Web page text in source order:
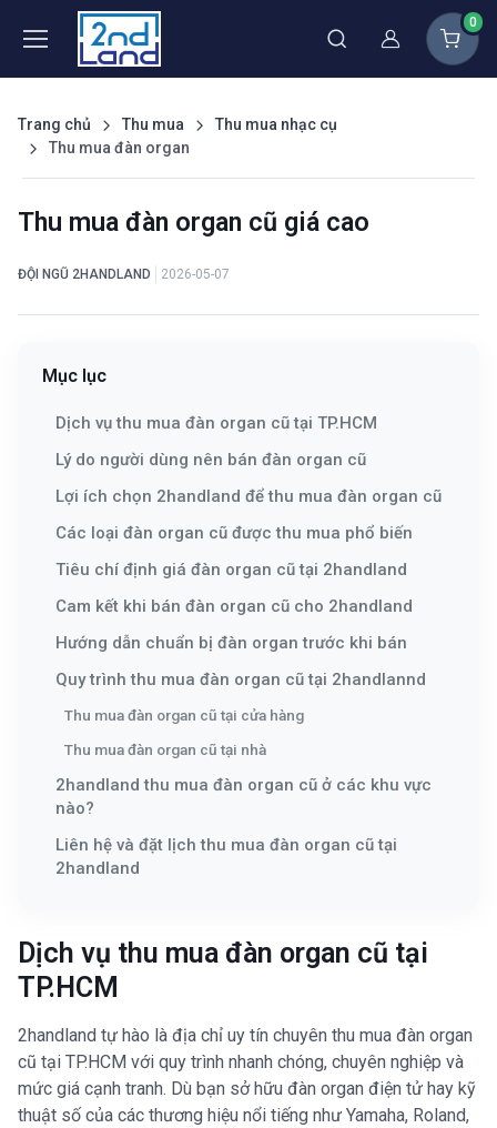
Thành viên
0
Trang chủ Thu mua
Thu mua nhạc cụ
Thu mua đàn organ
Thu mua đàn organ cũ giá cao
ĐỘI NGŨ 2HANDLAND 2026-05-07
Mục lục
Dịch vụ thu mua đàn organ cũ tại TP.HCM
Lý do người dùng nên bán đàn organ cũ
Lợi ích chọn 2handland để thu mua đàn organ cũ
Các loại đàn organ cũ được thu mua phổ biến
Tiêu chí định giá đàn organ cũ tại 2handland
Cam kết khi bán đàn organ cũ cho 2handland
Hướng dẫn chuẩn bị đàn organ trước khi bán
Quy trình thu mua đàn organ cũ tại 2handlannd
Thu mua đàn organ cũ tại cửa hàng
Thu mua đàn organ cũ tại nhà
2handland thu mua đàn organ cũ ở các khu vực
nào?
Liên hệ và đặt lịch thu mua đàn organ cũ tại
2handland
Dịch vụ thu mua đàn organ cũ tại
TP.HCM
2handland tự hào là địa chỉ uy tín chuyên thu mua đàn organ
cũ tại TP.HCM với quy trình nhanh chóng, chuyên nghiệp và
mức giá cạnh tranh. Dù bạn sở hữu đàn organ điện tử hay kỹ
thuật số của các thương hiệu nổi tiếng như Yamaha, Roland,